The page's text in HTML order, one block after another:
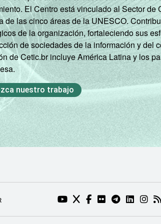
El Centro está vinculado al Sector de
de las cinco áreas de la UNESCO.
de la organización, fortaleciendo sus
de sociedades de la información y del
de Cetic.br incluye América Latina y los
nuestro trabajo
YOUTUBE DO NIC.BR
TWITTER DO NIC.BR
FACEBOOK DO
FLICKR DO
TELEGRAM